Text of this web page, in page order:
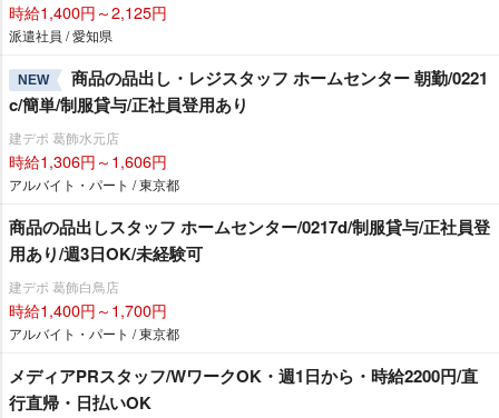
時給1,400円～2,125円
派遣社員 / 愛知県
NEW
商品の品出し・レジスタッフ ホームセンター 朝勤/0221
c/簡単/制服貸与/正社員登用あり
建デポ 葛飾水元店
時給1,306円～1,606円
アルバイト・パート / 東京都
商品の品出しスタッフ ホームセンター/0217d/制服貸与/正社員登
用あり/週3日OK/未経験可
建デポ 葛飾白鳥店
時給1,400円～1,700円
アルバイト・パート / 東京都
メディアPRスタッフ/WワークOK・週1日から・時給2200円/直
行直帰・日払いOK